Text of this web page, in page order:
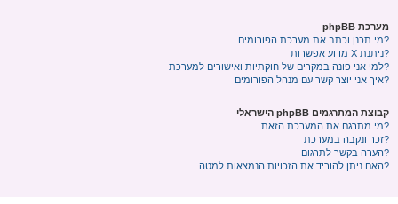
מערכת phpBB
מי תכנן וכתב את מערכת הפורומים?
מדוע אפשרות X ניתנת?
למי אני פונה במקרים של חוקתיות ואישורים למערכת?
איך אני יוצר קשר עם מנהל הפורומים?
קבוצת המתרגמים phpBB הישראלי
מי מתרגם את המערכת הזאת?
זכר ונקבה במערכת?
הערה בקשר לתרגום?
האם ניתן להוריד את הזכויות הנמצאות למטה?